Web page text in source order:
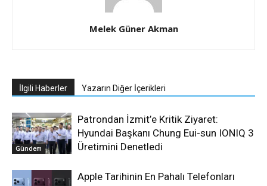
Melek Güner Akman
İlgili Haberler Yazarın Diğer İçerikleri
Gündem
Patrondan İzmit’e Kritik Ziyaret:
Hyundai Başkanı Chung Eui-sun IONIQ 3
Üretimini Denetledi
Apple Tarihinin En Pahalı Telefonları